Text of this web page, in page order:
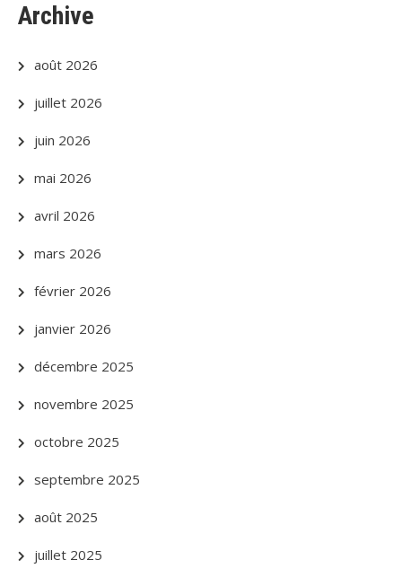
Archive
août 2026
juillet 2026
juin 2026
mai 2026
avril 2026
mars 2026
février 2026
janvier 2026
décembre 2025
novembre 2025
octobre 2025
septembre 2025
août 2025
juillet 2025